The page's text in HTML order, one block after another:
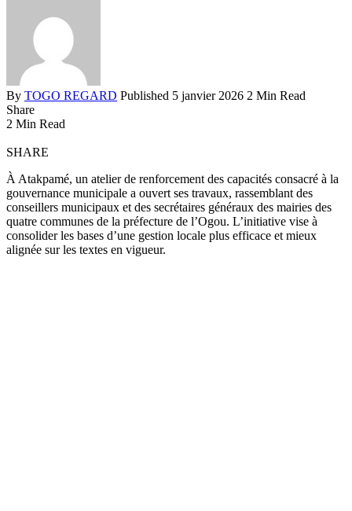
By TOGO REGARD Published 5 janvier 2026 2 Min Read
Share
2 Min Read
SHARE
À Atakpamé, un atelier de renforcement des capacités consacré à la
gouvernance municipale a ouvert ses travaux, rassemblant des
conseillers municipaux et des secrétaires généraux des mairies des
quatre communes de la préfecture de l’Ogou. L’initiative vise à
consolider les bases d’une gestion locale plus efficace et mieux
alignée sur les textes en vigueur.